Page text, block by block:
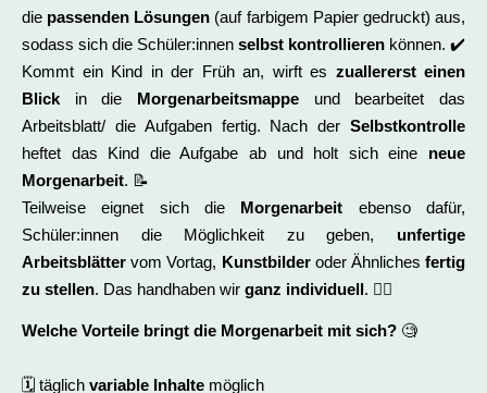
die passenden Lösungen (auf farbigem Papier gedruckt) aus,
sodass sich die Schüler:innen selbst kontrollieren können. ✔️
Kommt ein Kind in der Früh an, wirft es zuallererst einen
Blick in die Morgenarbeitsmappe und bearbeitet das
Arbeitsblatt/ die Aufgaben fertig. Nach der Selbstkontrolle
heftet das Kind die Aufgabe ab und holt sich eine neue
Morgenarbeit. 📝
Teilweise eignet sich die Morgenarbeit ebenso dafür,
Schüler:innen die Möglichkeit zu geben, unfertige
Arbeitsblätter vom Vortag, Kunstbilderoder Ähnliches fertig
zu stellen. Das handhaben wir ganz individuell. ✍🏻
Welche Vorteile bringt die Morgenarbeit mit sich? 🧐
🗓️ täglich variable Inhalte möglich